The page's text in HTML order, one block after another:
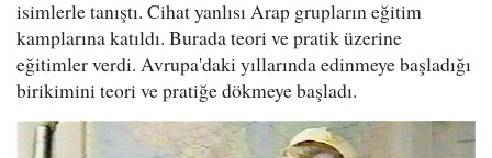
isimlerle tanıştı. Cihat yanlısı Arap grupların eğitim
kamplarına katıldı. Burada teori ve pratik üzerine
eğitimler verdi. Avrupa'daki yıllarında edinmeye başladığı
birikimini teori ve pratiğe dökmeye başladı.